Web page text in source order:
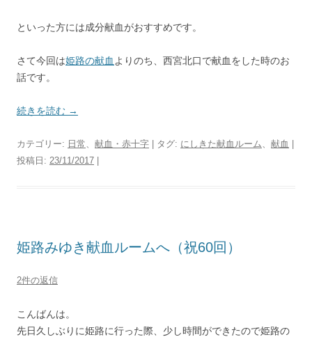
といった方には成分献血がおすすめです。
さて今回は姫路の献血 よりのち、西宮北口で献血をした時のお
話です。
続きを読む →
カテゴリー: 日常、 献血・赤十字 | タグ: にしきた献血ルーム、 献血
投稿日: 23/11/2017
姫路みゆき献血ルームへ（祝60回）
2件の返信
こんばんは。
先日久しぶりに姫路に行った際、少し時間ができたので姫路の